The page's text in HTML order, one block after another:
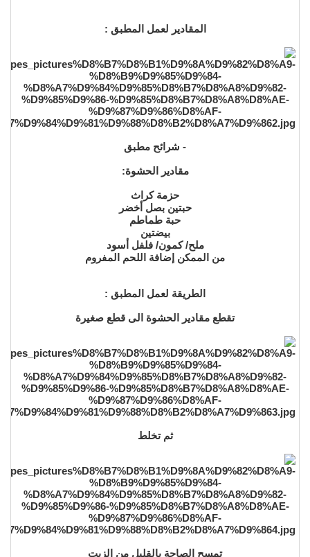
المقادير لعمل المطبق :
- شرائح مطبق
مقادير الحشوة:
حزمة كراث
حبتين بصل أخضر
حبة طماطم
بيضتين
ملح/ كمون/ فلفل أسود
من الممكن إضافة اللحم المفروم
الطريقة لعمل المطبق :
تقطع مقادير الحشوة الى قطع صغيرة
ثم تخلط
تمسح الصاجة بالقليل من الزيت